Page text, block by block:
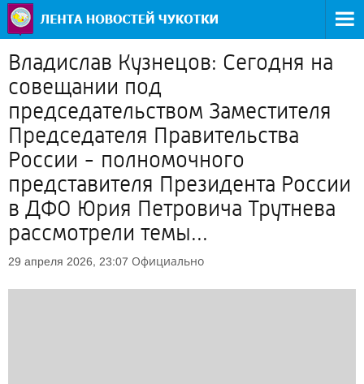
Владислав Кузнецов: Сегодня на
совещании под
председательством Заместителя
Председателя Правительства
России - полномочного
представителя Президента России
в ДФО Юрия Петровича Трутнева
рассмотрели темы...
29 апреля 2026, 23:07 Официально